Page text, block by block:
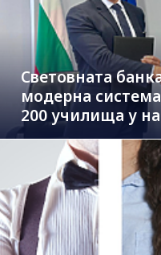
Световната
модерна
200 училища у